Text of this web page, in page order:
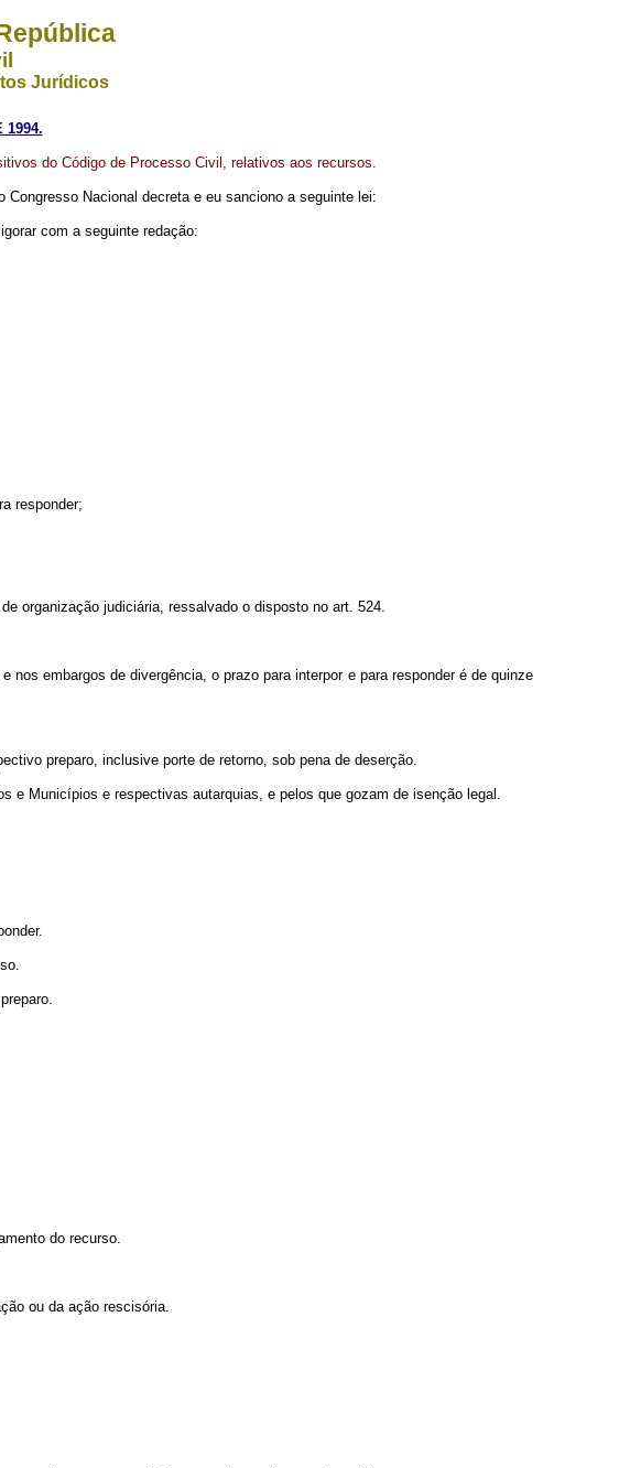
Jurídicos
1994.
do Código de Processo Civil, relativos aos recursos.
Congresso Nacional decreta e eu sanciono a seguinte lei:
com a seguinte redação:
responder;
organização judiciária, ressalvado o disposto no art. 524.
embargos de divergência, o prazo para interpor e para responder é de quinze
preparo, inclusive porte de retorno, sob pena de deserção.
e Municípios e respectivas autarquias, e pelos que gozam de isenção legal.
do recurso.
ou da ação rescisória.